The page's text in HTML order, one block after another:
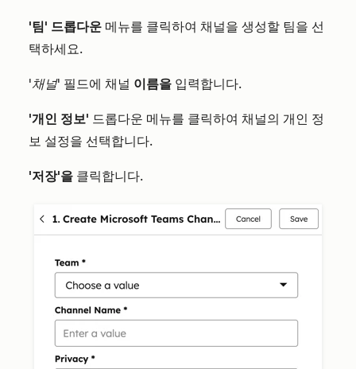
'팀' 드롭다운 메뉴를 클릭하여 채널을 생성할 팀을 선
택하세요.
'채널' 필드에 채널 이름을 입력합니다.
'개인 정보' 드롭다운 메뉴를 클릭하여 채널의 개인 정
보 설정을 선택합니다.
'저장'을 클릭합니다.